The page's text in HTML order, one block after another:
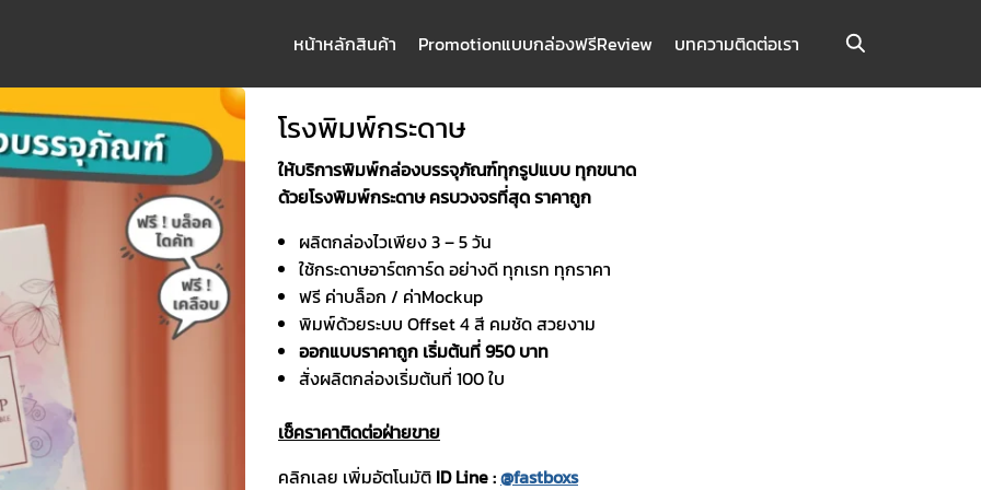
หน้าหลักสินค้า Promotionแบบกล่องฟรีReview บทความติดต่อเรา
โรงพิมพ์กระดาษ
ให้บริการพิมพ์กล่องบรรจุภัณฑ์ทุกรูปแบบ ทุกขนาด
ด้วยโรงพิมพ์กระดาษ ครบวงจรที่สุด ราคาถูก
ผลิตกล่องไวเพียง 3 – 5 วัน
ใช้กระดาษอาร์ตการ์ด อย่างดี ทุกเรท ทุกราคา
ฟรี ค่าบล็อก / ค่าMockup
พิมพ์ด้วยระบบ Offset 4 สี คมชัด สวยงาม
ออกแบบราคาถูก เริ่มต้นที่ 950 บาท
สั่งผลิตกล่องเริ่มต้นที่ 100 ใบ
เช็คราคาติดต่อฝ่ายขาย
คลิกเลย เพิ่มอัตโนมัติ ID Line :@fastboxs